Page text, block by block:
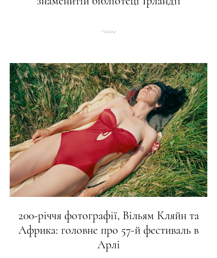
200-річчя фотографії, Вільям Кляйн та
Африка: головне про 57-й фестиваль в
Арлі